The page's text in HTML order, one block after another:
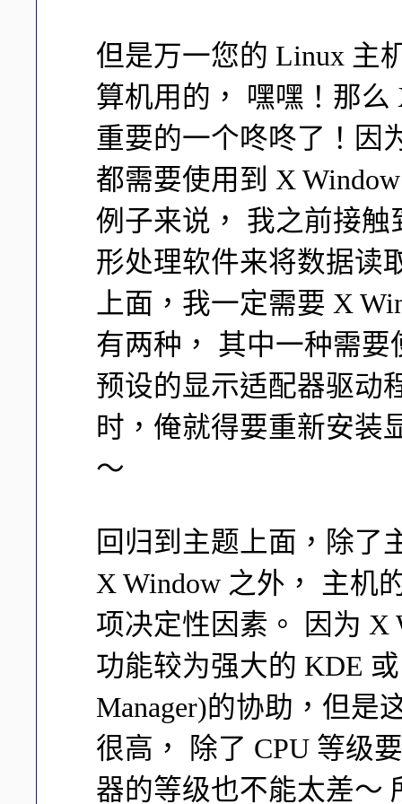
但是万一您的 Linux 主
算机用的， 嘿嘿！那么
重要的一个咚咚了！因
都需要使用到 X
例子来说， 我之前接
形处理软件来将数据读
上面，我一定需要 X
有两种， 其中一种需
预设的显示适配器驱动
时，俺就得要重新安装
～
回归到主题上面，除了
X Window 之外， 主机
项决定性因素。 因为 X
功能较为强大的 KDE
Manager)的协助，但是
很高， 除了 CPU 等级
器的等级也不能太差～